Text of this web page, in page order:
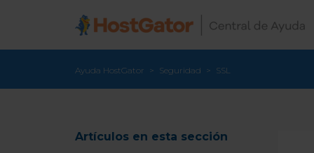
Ayuda HostGator Seguridad SSL
Artículos en esta sección